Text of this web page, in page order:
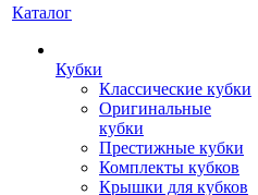
Каталог
Кубки
Классические кубки
Оригинальные
кубки
Престижные кубки
Комплекты кубков
Крышки для кубков